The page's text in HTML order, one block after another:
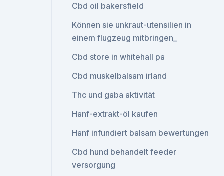
Cbd oil bakersfield
Können sie unkraut-utensilien in
einem flugzeug mitbringen_
Cbd store in whitehall pa
Cbd muskelbalsam irland
Thc und gaba aktivität
Hanf-extrakt-öl kaufen
Hanf infundiert balsam bewertungen
Cbd hund behandelt feeder
versorgung